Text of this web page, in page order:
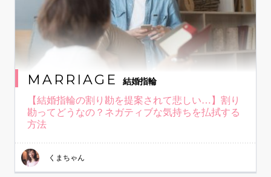
MARRIAGE 結婚指輪
【結婚指輪の割り勘を提案されて悲しい…】割り
勘ってどうなの？ネガティブな気持ちを払拭する
方法
くまちゃん